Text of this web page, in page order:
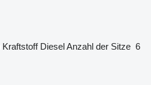
Kraftstoff DieselAnzahl der Sitze 6